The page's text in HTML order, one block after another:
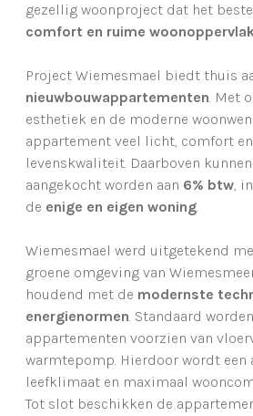
gezellig woonproject dat het
comfort en ruime
Project Wiemesmael biedt thuis
nieuwbouwappartementen. Met
esthetiek en de moderne
appartement veel licht, comfort
levenskwaliteit. Daarboven
aangekocht worden aan 6% btw,
de enige en eigen woning.
Wiemesmael werd uitgetekend
groene omgeving van
houdend met de modernste
energienormen. Standaard
appartementen voorzien van
warmtepomp. Hierdoor wordt een
leefklimaat en maximaal
Tot slot beschikken de